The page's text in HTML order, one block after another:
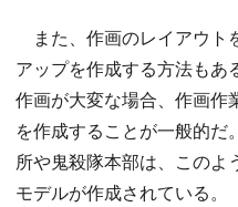
また、作画のレイアウト
アップを作成する方法もあ
作画が大変な場合、作画作
を作成することが一般的だ
所や鬼殺隊本部は、このよ
モデルが作成されている。